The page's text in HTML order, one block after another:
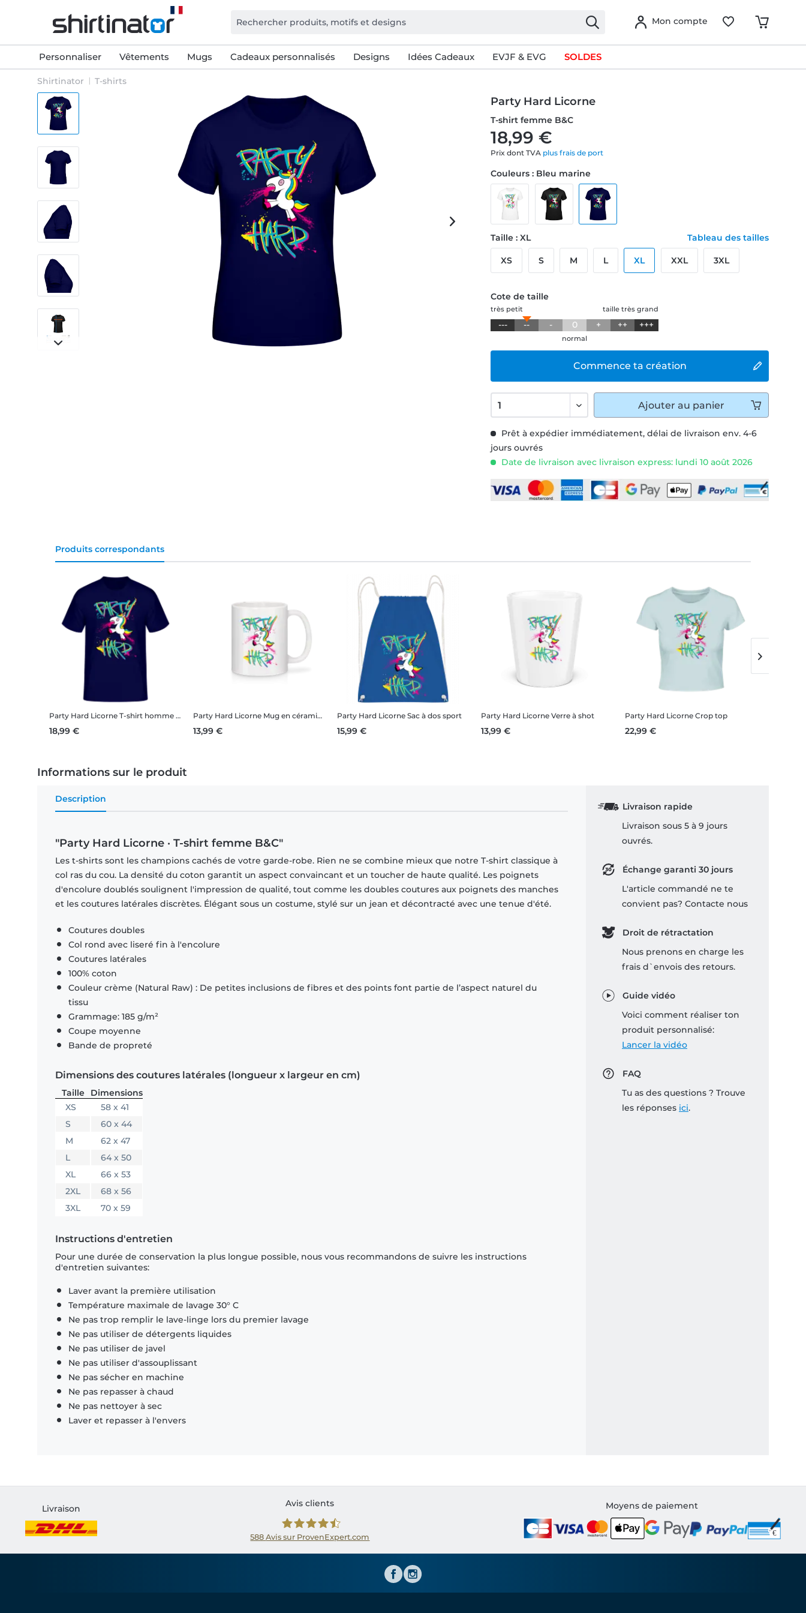
Mon compte
Personnaliser Vêtements Mugs Cadeaux personnalisés Designs Idées Cadeaux EVJF & EVG SOLDES
Shirtinator T-shirts
Party Hard Licorne
T-shirt femme B&C
18,99 €
Prix dont TVA plus frais de port
Prêt à expédier immédiatement, délai de livraison env. 4-6
jours ouvrés
Date de livraison avec livraison express: lundi 10 août 2026
Commence ta création
Couleurs : Bleu marine
Taille : XL Tableau des tailles
XS S M L XL XXL 3XL
Cote de taille
taille très grand
très petit
--- -- - 0 + ++ +++
normal
Ajouter au panier
Produits correspondants
Party Hard Licorne T-shirt homme B&C
18,99 €
Party Hard Licorne Mug en céramique blanc
13,99 €
Party Hard Licorne Sac à dos sport
15,99 €
Party Hard Licorne Verre à shot
13,99 €
Party Hard Licorne Crop top
22,99 €
Informations sur le produit
Description
"Party Hard Licorne · T-shirt femme B&C"
Les t-shirts sont les champions cachés de votre garde-robe. Rien ne se combine mieux que notre T-shirt classique à
col ras du cou. La densité du coton garantit un aspect convaincant et un toucher de haute qualité. Les poignets
d'encolure doublés soulignent l'impression de qualité, tout comme les doubles coutures aux poignets des manches
et les coutures latérales discrètes. Élégant sous un costume, stylé sur un jean et décontracté avec une tenue d'été.
Coutures doubles
Col rond avec liseré fin à l'encolure
Coutures latérales
100% coton
Couleur crème (Natural Raw) : De petites inclusions de fibres et des points font partie de l’aspect naturel du
tissu
Grammage: 185 g/m²
Coupe moyenne
Bande de propreté
Dimensions des coutures latérales (longueur x largeur en cm)
Taille
Dimensions
XS
58 x 41
S
60 x 44
M
62 x 47
L
64 x 50
XL
66 x 53
2XL
68 x 56
3XL
70 x 59
Instructions d'entretien
Pour une durée de conservation la plus longue possible, nous vous recommandons de suivre les instructions
d'entretien suivantes:
Laver avant la première utilisation
Température maximale de lavage 30° C
Ne pas trop remplir le lave-linge lors du premier lavage
Ne pas utiliser de détergents liquides
Ne pas utiliser de javel
Ne pas utiliser d'assouplissant
Ne pas sécher en machine
Ne pas repasser à chaud
Ne pas nettoyer à sec
Laver et repasser à l'envers
Livraison rapide
Livraison sous 5 à 9 jours
ouvrés.
Échange garanti 30 jours
L'article commandé ne te
convient pas? Contacte nous
Droit de rétractation
Nous prenons en charge les
frais d`envois des retours.
Guide vidéo
Voici comment réaliser ton
produit personnalisé:
Lancer la vidéo
FAQ
Tu as des questions ? Trouve
les réponses ici.
Livraison
Avis clients
588Avis sur ProvenExpert.com
Moyens de paiement